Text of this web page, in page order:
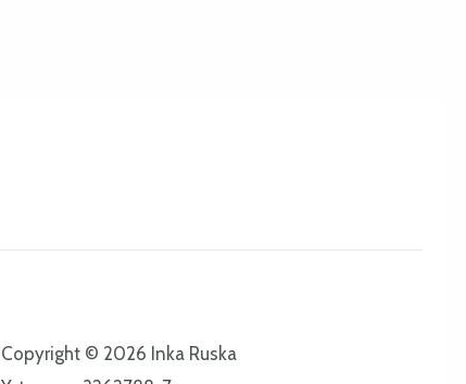
Copyright © 2026 Inka Ruska